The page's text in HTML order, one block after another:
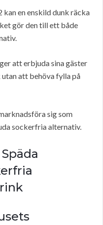
kan en enskild dunk räcka
gör den till ett både
att erbjuda sina gäster
att behöva fylla på
sig som
sockerfria alternativ.